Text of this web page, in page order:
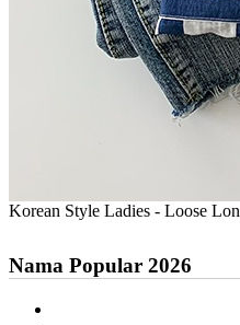
Korean Style Ladies - Loose
Nama Popular 2026